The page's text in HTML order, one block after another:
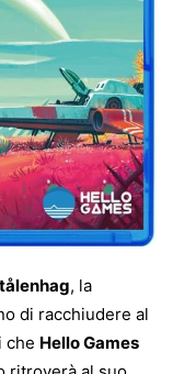
, la
di racchiudere al
che Hello Games